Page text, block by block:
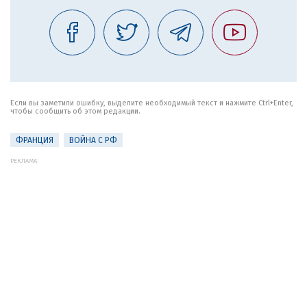
Если вы заметили ошибку, выделите необходимый текст и нажмите Ctrl+Enter,
чтобы сообщить об этом редакции.
ФРАНЦИЯ ВОЙНА С РФ
РЕКЛАМА: